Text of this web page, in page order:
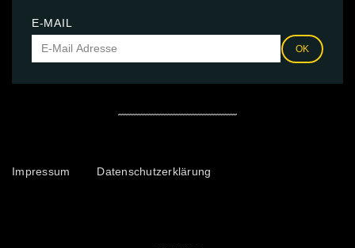
E-MAIL
OK
Impressum Datenschutzerklärung